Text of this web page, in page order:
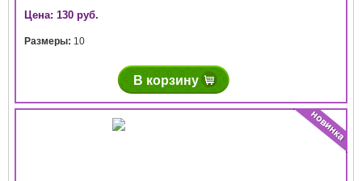
Цена: 130 руб.
Размеры: 10
В корзину